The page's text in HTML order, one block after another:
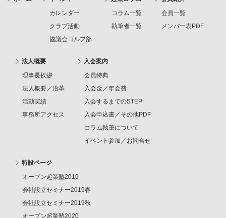
カレンダー
クラブ活動
協議会ゴルフ部
コラム一覧
執筆者一覧
会員一覧
メンバー表PDF
法人概要
理事長挨拶
法人概要／沿革
活動実績
事務所アクセス
入会案内
会員特典
入会金／年会費
入会するまでのSTEP
入会申込書／その他PDF
コラム執筆について
イベント参加／お問合せ
特設ページ
オープン起業塾2019
会社設立セミナー2019春
会社設立セミナー2019秋
オープン起業塾2020